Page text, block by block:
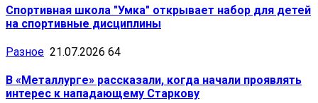
Спортивная школа "Умка" открывает набор для детей
на спортивные дисциплины
Разное 21.07.2026 64
В «Металлурге» рассказали, когда начали проявлять
интерес к нападающему Старкову